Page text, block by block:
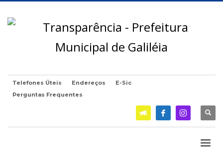
Telefones Úteis Endereços
E-Sic
Perguntas Frequentes